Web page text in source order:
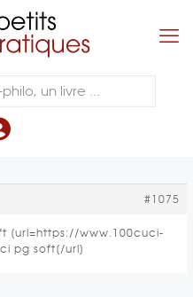
#1075
[url=https://www.100cuci-
pg soft[/url]